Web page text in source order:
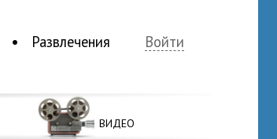
Развлечения Войти
ВИДЕО